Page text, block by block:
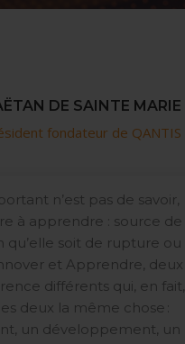
DE SAINTE MARIE
fondateur de QANTIS
n’est pas de savoir,
à apprendre : source de
qu’elle soit de rupture ou
et Apprendre, deux
différents qui, en fait,
deux la même chose :
un développement, un